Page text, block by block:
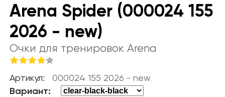
Arena Spider (000024 155
2026 - new)
Очки для тренировок Arena
Артикул: 000024 155 2026 - new
Вариант: